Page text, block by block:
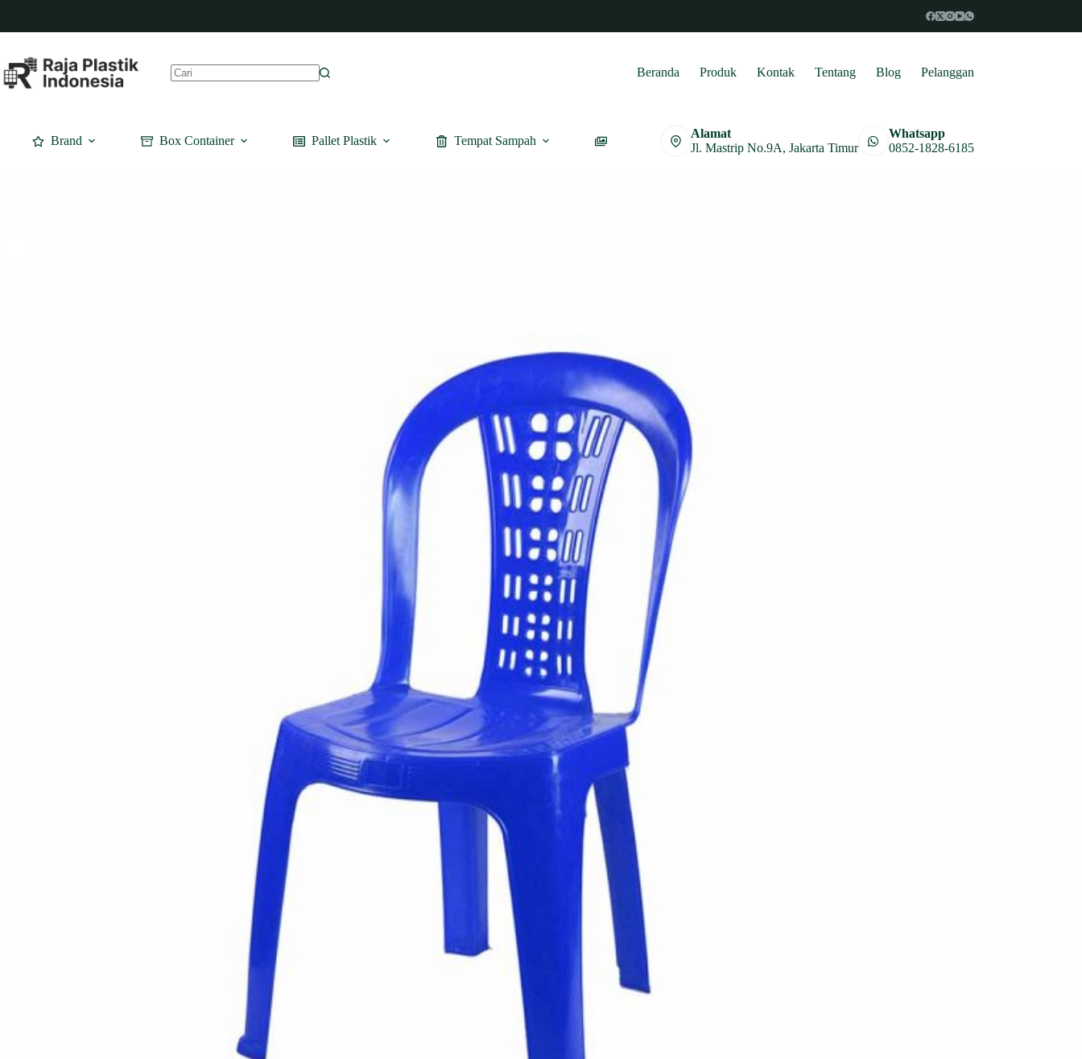
content
Beranda Produk Kontak Tentang Blog Pelanggan
Brand Box Container Pallet Plastik Tempat Sampah
Alamat
Jl. Mastrip No.9A, Jakarta Timur
Whatsapp
0852-1828-6185